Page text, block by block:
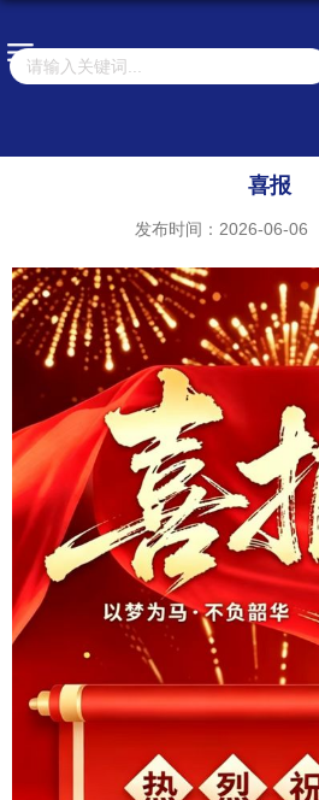
喜报
发布时间：2026-06-06